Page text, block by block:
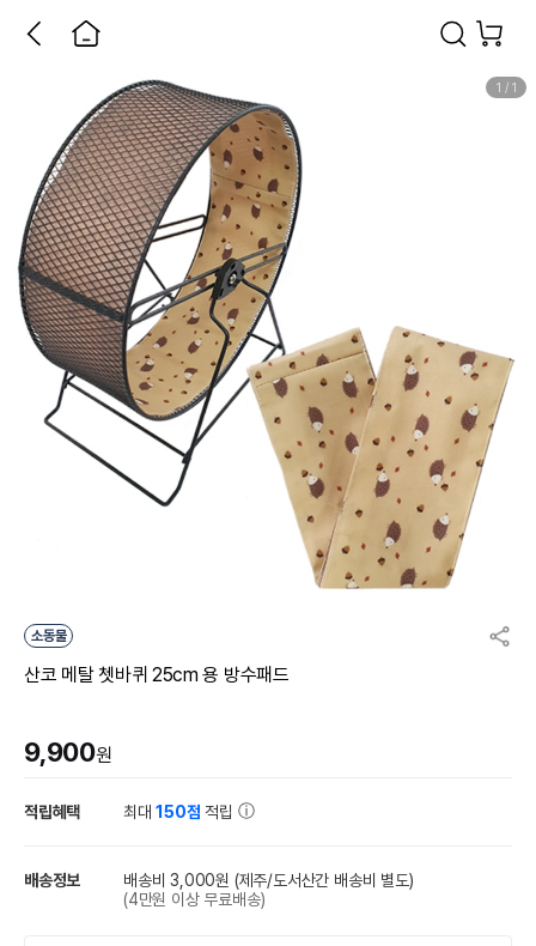
1 / 1
소동물
산코 메탈 쳇바퀴 25cm 용 방수패드
9,900원
적립혜택 최대150점 적립
배송정보 배송비 3,000원 (제주/도서산간 배송비 별도)
(4만원 이상 무료배송)